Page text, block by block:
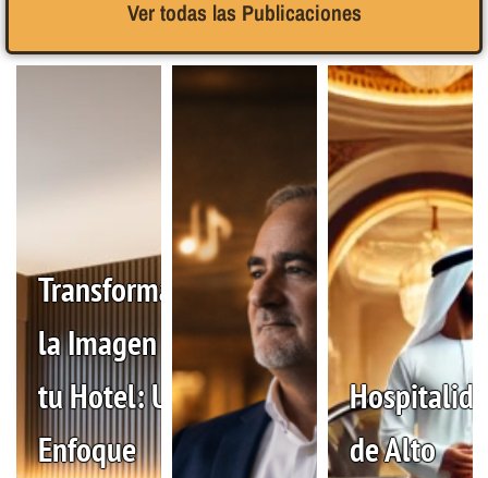
Ver todas las Publicaciones
Transformando
la Imagen de
tu Hotel: Un
Enfoque
de Alto